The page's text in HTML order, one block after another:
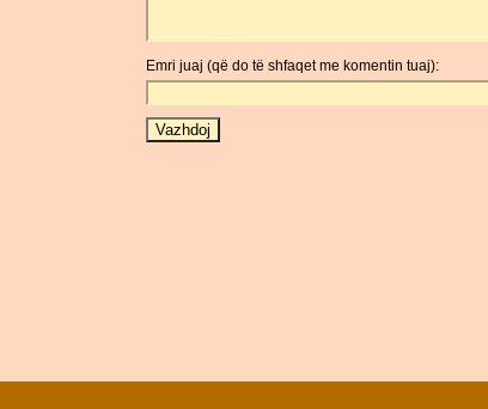
Emri juaj (që do të shfaqet me komentin tuaj):